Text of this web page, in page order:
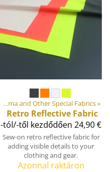
Cordura, Dyneema and Other Special Fabrics‪»
Retro Reflective Fabric
-tól/-től kezdődően 24,90 €
Sew-on retro reflective fabric for
adding visible details to your
clothing and gear.
Azonnal raktáron